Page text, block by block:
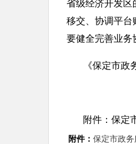
省级经济开发区
移交、协调平台
要健全完善业务
《保定市政务
附件：保定市
附件： 保定市政务